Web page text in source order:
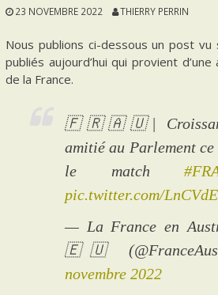
23 NOVEMBRE 2022 THIERRY PERRIN
Nous publions ci-dessous un post
publiés aujourd’hui qui provient
de la France.
🇫🇷🇦🇺|
amitié au Parlement
le match
pic.twitter.com/
— La France en
🇪🇺
novembre 2022